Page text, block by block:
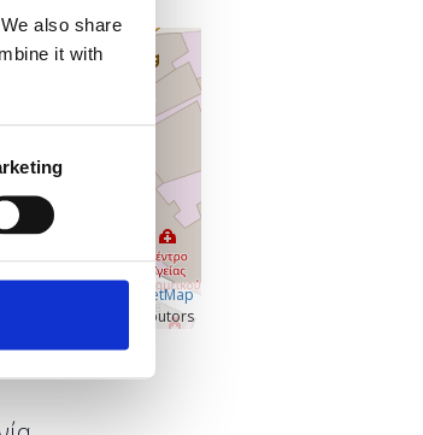
also share
it with
OpenStreetMap
contributors